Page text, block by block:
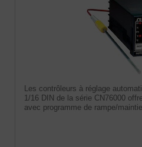
Les contrôleurs à réglage
1/16 DIN de la série CN76000
avec programme de rampe/